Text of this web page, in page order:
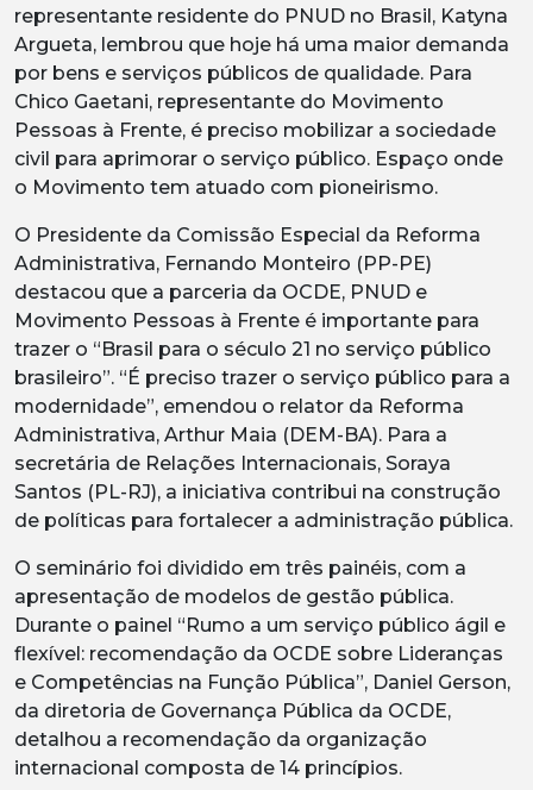
representante residente do PNUD no Brasil, Katyna
Argueta, lembrou que hoje há uma maior demanda
por bens e serviços públicos de qualidade. Para
Chico Gaetani, representante do Movimento
Pessoas à Frente, é preciso mobilizar a sociedade
civil para aprimorar o serviço público. Espaço onde
o Movimento tem atuado com pioneirismo.
O Presidente da Comissão Especial da Reforma
Administrativa, Fernando Monteiro (PP-PE)
destacou que a parceria da OCDE, PNUD e
Movimento Pessoas à Frente é importante para
trazer o “Brasil para o século 21 no serviço público
brasileiro”. “É preciso trazer o serviço público para a
modernidade”, emendou o relator da Reforma
Administrativa, Arthur Maia (DEM-BA). Para a
secretária de Relações Internacionais, Soraya
Santos (PL-RJ), a iniciativa contribui na construção
de políticas para fortalecer a administração pública.
O seminário foi dividido em três painéis, com a
apresentação de modelos de gestão pública.
Durante o painel “Rumo a um serviço público ágil e
flexível: recomendação da OCDE sobre Lideranças
e Competências na Função Pública”, Daniel Gerson,
da diretoria de Governança Pública da OCDE,
detalhou a recomendação da organização
internacional composta de 14 princípios.